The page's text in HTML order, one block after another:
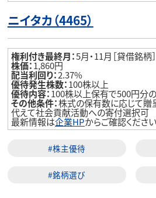
ニイタカ（4465）
権利付き最終月：5月・11月［貸借銘柄］
株価：1,860円
配当利回り：2.37%
優待発生株数：100株以上
優待内容：100株以上保有で500円分
その他条件：株式の保有数に応じて贈
代えて社会貢献活動への寄付選択可
最新情報は企業HPからご確認ください
#株主優待
#銘柄選び